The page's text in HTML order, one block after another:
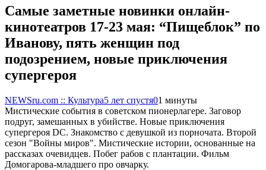
Самые заметные новинки онлайн-
кинотеатров 17-23 мая: “Пищеблок” по
Иванову, пять женщин под
подозрением, новые приключения
супергероя
NEWSru.com :: Культура5 лет спустя01 минуты
Мистические события в советском пионерлагере. Заговор
подруг, замешанных в убийстве. Новые приключения
супергероя DC. Знакомство с девушкой из порночата. Второй
сезон "Войны миров". Мистические истории, основанные на
рассказах очевидцев. Побег рабов с плантации. Фильм
Домогарова-младшего про овчарку.